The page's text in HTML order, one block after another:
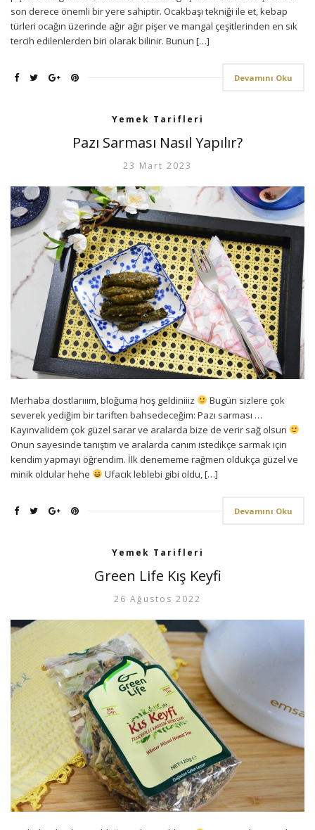
son derece önemli bir yere sahiptir. Ocakbaşı tekniği ile et, kebap
türleri ocağın üzerinde ağır ağır pişer ve mangal çeşitlerinden en sık
tercih edilenlerden biri olarak bilinir. Bunun […]
Devamını Oku
Yemek Tarifleri
Pazı Sarması Nasıl Yapılır?
23 Mart 2023
Merhaba dostlarııım, bloğuma hoş geldiniiiz
Bugün sizlere çok
severek yediğim bir tariften bahsedeceğim: Pazı sarması …
Kayınvalidem çok güzel sarar ve aralarda bize de verir sağ olsun
Onun sayesinde tanıştım ve aralarda canım istedikçe sarmak için
kendim yapmayı öğrendim. İlk denememe rağmen oldukça güzel ve
minik oldular hehe
Ufacık leblebi gibi oldu, […]
Devamını Oku
Yemek Tarifleri
Green Life Kış Keyfi
26 Ağustos 2022